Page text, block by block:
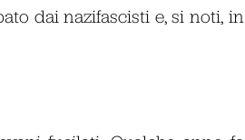
dai nazifascisti e, si noti, in